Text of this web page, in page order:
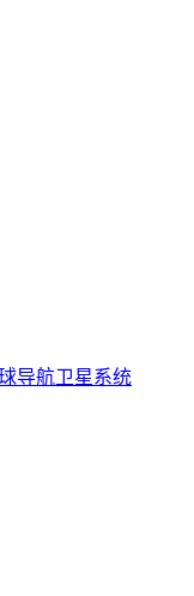
导航卫星系统